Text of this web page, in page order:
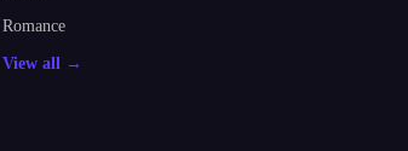
Romance
View all →